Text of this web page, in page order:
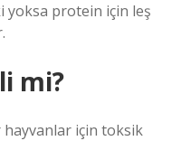
yoksa protein için leş
mi?
için toksik